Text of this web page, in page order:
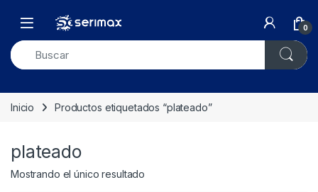
Open 0
Inicio Productos etiquetados “plateado”
plateado
Mostrando el único resultado